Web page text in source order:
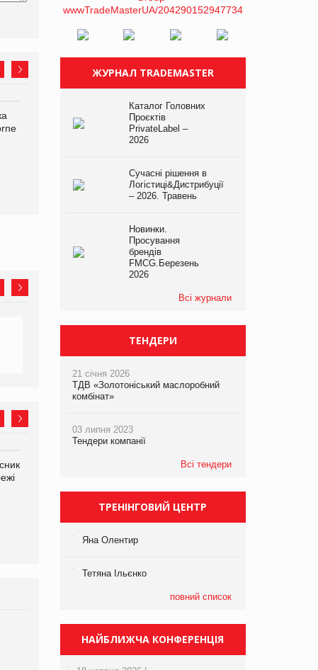
Bosch заявила про повне
знищення своєї продукції
на складі після російської
департаменту з
виробництва
Яна Сараніна, директор
Брагина Людмила
ЖУРНАЛ TRADEMASTER
Каталог Головних
Проєктів
PrivateLabel –
2026
Сучасні рішення в
Логістиці&Дистрибуції
– 2026. Травень
Новинки.
Просування
брендів
FMCG.Березень
2026
Всі журнали
ТЕНДЕРИ
21 січня 2026
ТДВ «Золотоніський маслоробний
комбінат»
03 липня 2023
Тендери компанії
Всі тендери
ТРЕНІНГОВИЙ ЦЕНТР
Яна Олентир
Тетяна Ільєнко
повний список
НАЙБЛИЖЧА КОНФЕРЕНЦІЯ